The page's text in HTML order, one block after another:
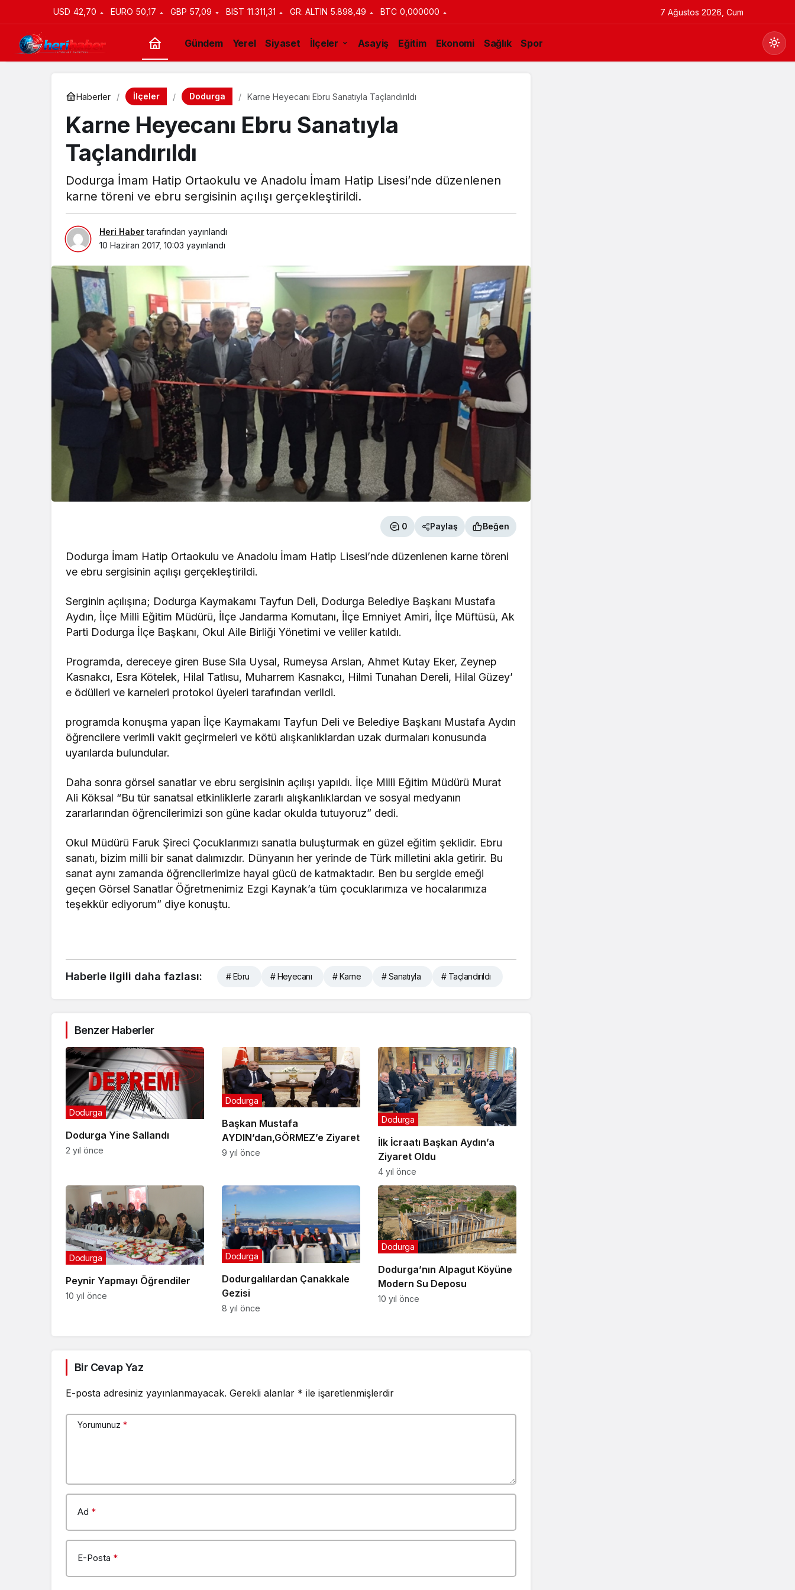
USD 42,70 EURO 50,17 GBP 57,09 BIST 11.311,31 GR. ALTIN 5.898,49 BTC 0,000000 7 Ağustos 2026, Cum
Gündem Yerel Siyaset İlçeler Asayiş Eğitim Ekonomi Sağlık Spor
Haberler İlçeler Dodurga Karne Heyecanı Ebru Sanatıyla Taçlandırıldı
Karne Heyecanı Ebru Sanatıyla
Taçlandırıldı
Dodurga İmam Hatip Ortaokulu ve Anadolu İmam Hatip Lisesi’nde düzenlenen
karne töreni ve ebru sergisinin açılışı gerçekleştirildi.
Heri Habertarafından yayınlandı
10 Haziran 2017, 10:03 yayınlandı
0 Paylaş Beğen
Dodurga İmam Hatip Ortaokulu ve Anadolu İmam Hatip Lisesi’nde düzenlenen karne töreni
ve ebru sergisinin açılışı gerçekleştirildi.
Serginin açılışına; Dodurga Kaymakamı Tayfun Deli, Dodurga Belediye Başkanı Mustafa
Aydın, İlçe Milli Eğitim Müdürü, İlçe Jandarma Komutanı, İlçe Emniyet Amiri, İlçe Müftüsü, Ak
Parti Dodurga İlçe Başkanı, Okul Aile Birliği Yönetimi ve veliler katıldı.
Programda, dereceye giren Buse Sıla Uysal, Rumeysa Arslan, Ahmet Kutay Eker, Zeynep
Kasnakcı, Esra Kötelek, Hilal Tatlısu, Muharrem Kasnakcı, Hilmi Tunahan Dereli, Hilal Güzey’
e ödülleri ve karneleri protokol üyeleri tarafından verildi.
programda konuşma yapan İlçe Kaymakamı Tayfun Deli ve Belediye Başkanı Mustafa Aydın
öğrencilere verimli vakit geçirmeleri ve kötü alışkanlıklardan uzak durmaları konusunda
uyarılarda bulundular.
Daha sonra görsel sanatlar ve ebru sergisinin açılışı yapıldı. İlçe Milli Eğitim Müdürü Murat
Ali Köksal “Bu tür sanatsal etkinliklerle zararlı alışkanlıklardan ve sosyal medyanın
zararlarından öğrencilerimizi son güne kadar okulda tutuyoruz” dedi.
Okul Müdürü Faruk Şireci Çocuklarımızı sanatla buluşturmak en güzel eğitim şeklidir. Ebru
sanatı, bizim milli bir sanat dalımızdır. Dünyanın her yerinde de Türk milletini akla getirir. Bu
sanat aynı zamanda öğrencilerimize hayal gücü de katmaktadır. Ben bu sergide emeği
geçen Görsel Sanatlar Öğretmenimiz Ezgi Kaynak’a tüm çocuklarımıza ve hocalarımıza
teşekkür ediyorum” diye konuştu.
Haberle ilgili daha fazlası: # Ebru # Heyecanı # Karne # Sanatıyla # Taçlandırıldı
Benzer Haberler
Dodurga Yine Sallandı
Dodurga
2 yıl önce
Başkan Mustafa
AYDIN’dan,GÖRMEZ’e Ziyaret
Dodurga
9 yıl önce
İlk İcraatı Başkan Aydın’a
Ziyaret Oldu
Dodurga
4 yıl önce
Peynir Yapmayı Öğrendiler
Dodurga
10 yıl önce
Dodurgalılardan Çanakkale
Gezisi
Dodurga
8 yıl önce
Dodurga’nın Alpagut Köyüne
Modern Su Deposu
Dodurga
10 yıl önce
Bir Cevap Yaz
E-posta adresiniz yayınlanmayacak. Gerekli alanlar * ile işaretlenmişlerdir
Yorumunuz *
Ad *
E-Posta *